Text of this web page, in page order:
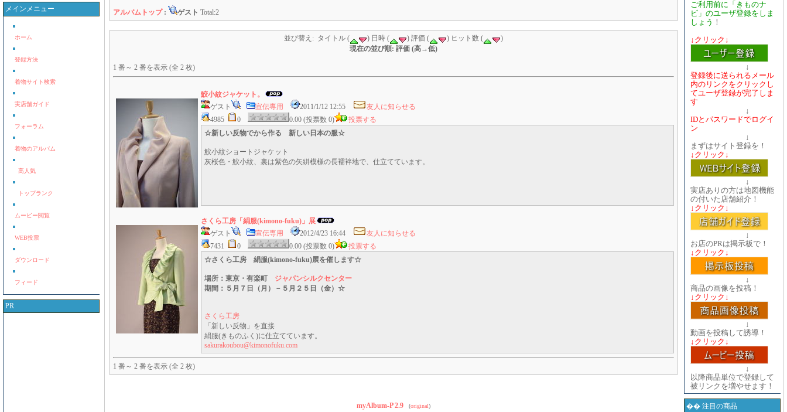
メインメニュー
ホーム
登録方法
着物サイト検索
実店舗ガイド
フォーラム
着物のアルバム
高人気
トップランク
ムービー閲覧
WEB投票
ダウンロード
フィード
PR
アルバムトップ: ゲスト Total:2
並び替え: タイトル ( ) 日時 ( ) 評価 ( ) ヒット数 (
)
現在の並び順: 評価 (高→低)
1 番～ 2 番を表示 (全 2 枚)
鮫小紋ジャケット。
ゲスト
宣伝専用 2011/1/12 12:55
友人に知らせる
4985
0 0.00 (投票数 0)
投票する
☆新しい反物でから作る 新しい日本の服☆
鮫小紋ショートジャケット
灰桜色・鮫小紋、裏は紫色の矢絣模様の長襦袢地で、仕立てています。
さくら工房「絹服(kimono-fuku)」展
ゲスト
宣伝専用 2012/4/23 16:44
友人に知らせる
7431
0 0.00 (投票数 0)
投票する
☆さくら工房 絹服(kimono-fuku)展を催します☆
場所：東京・有楽町 ジャパンシルクセンター
期間：５月７日（月）－５月２５日（金）☆
さくら工房
「新しい反物」を直接
絹服(きものふく)に仕立てています。
sakurakoubou@kimonofuku.com
1 番～ 2 番を表示 (全 2 枚)
myAlbum-P 2.9 (original)
ご利用前に「きものナ
ビ」のユーザ登録をしま
しょう ！
↓クリック↓
↓
登録後に送られるメール
内のリンクをクリックし
てユーザ登録が完了しま
す
↓
IDとパスワードでログイ
ン
↓
まずはサイト登録を！
↓クリック↓
↓
実店ありの方は地図機能
の付いた店舗紹介！
↓クリック↓
↓
お店のPRは掲示板で！
↓クリック↓
↓
商品の画像を投稿！
↓クリック↓
↓
動画を投稿して誘導！
↓クリック↓
↓
以降商品単位で登録して
被リンクを増やせます！
�� 注目の商品